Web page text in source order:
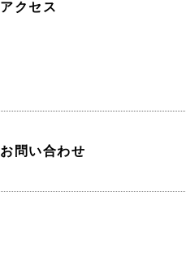
アクセス
お問い合わせ